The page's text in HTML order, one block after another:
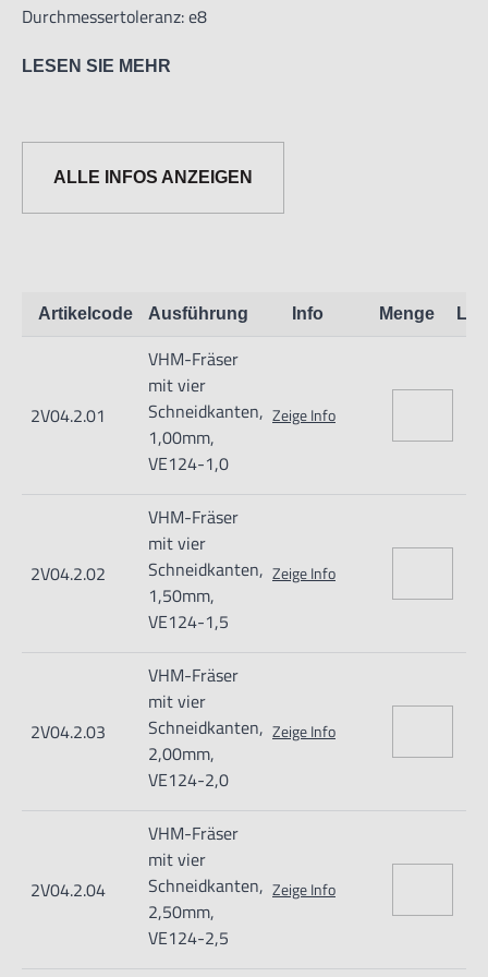
Durchmessertoleranz: e8
mit einer Härte <48 HRC geeignet.
Informationen zur Produktsicherheit:
Nur für technisch versierte und mit dem Produkt vertraute
Anwender sowie Handwerker geeignet.
Nur für den vorhergesehenen Verwendungszweck geeignet.
Unsachgemäße Verwendung kann zu Schäden und
Importeur/Hersteller:
Hogetex/Kometex B.V., Gesinkkampstraat 1,7051 HR
Varsseveld/ Netherlands, email: Info@hogetex.com
LESEN SIE MEHR
ALLE INFOS ANZEIGEN
Artikelcode Ausführung Info Menge
2V04.2.01
VHM-Fräser
mit vier
Schneidkanten,
1,00mm,
VE124-1,0
Zeige Info
2V04.2.02
VHM-Fräser
mit vier
Schneidkanten,
1,50mm,
VE124-1,5
Zeige Info
2V04.2.03
VHM-Fräser
mit vier
Schneidkanten,
2,00mm,
VE124-2,0
Zeige Info
2V04.2.04
VHM-Fräser
mit vier
Schneidkanten,
2,50mm,
VE124-2,5
Zeige Info